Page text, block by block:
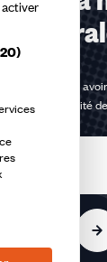
j'affirme
de confidentialité